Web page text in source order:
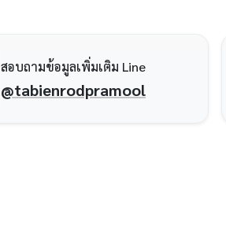
สอบถามข้อมูลเพิ่มเติม Line
@tabienrodpramool